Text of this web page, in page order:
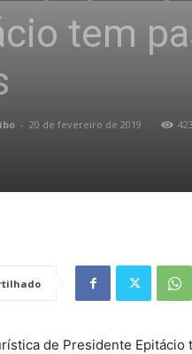
tem
- 20 de fevereiro de 2019
de Presidente